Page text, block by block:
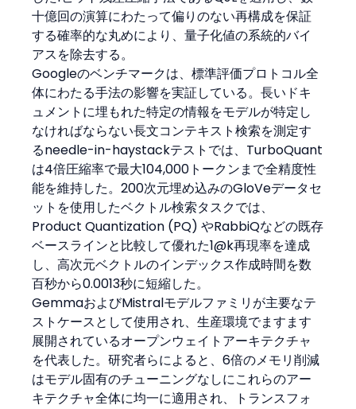
十億回の演算にわたって偏りのない再構成を保証
する確率的な丸めにより、量子化値の系統的バイ
アスを除去する。
Googleのベンチマークは、標準評価プロトコル全
体にわたる手法の影響を実証している。長いドキ
ュメントに埋もれた特定の情報をモデルが特定し
なければならない長文コンテキスト検索を測定す
るneedle-in-haystackテストでは、TurboQuant
は4倍圧縮率で最大104,000トークンまで全精度性
能を維持した。200次元埋め込みのGloVeデータセ
ットを使用したベクトル検索タスクでは、
Product Quantization (PQ) やRabbiQなどの既存
ベースラインと比較して優れた1@k再現率を達成
し、高次元ベクトルのインデックス作成時間を数
百秒から0.0013秒に短縮した。
GemmaおよびMistralモデルファミリが主要なテ
ストケースとして使用され、生産環境でますます
展開されているオープンウェイトアーキテクチャ
を代表した。研究者らによると、6倍のメモリ削減
はモデル固有のチューニングなしにこれらのアー
キテクチャ全体に均一に適用され、トランスフォ